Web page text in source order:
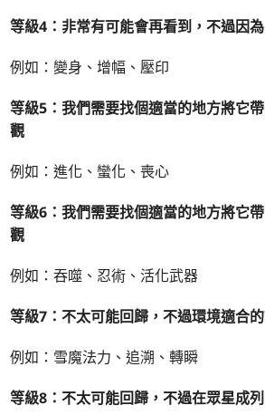
等級4：非常有可能會再看到，不過因
例如：變身、增幅、壓印
等級5：我們需要找個適當的地方將它
觀
例如：進化、蠻化、喪心
等級6：我們需要找個適當的地方將它
觀
例如：吞噬、忍術、活化武器
等級7：不太可能回歸，不過環境適合
例如：雪魔法力、追溯、轉瞬
等級8：不太可能回歸，不過在眾星成